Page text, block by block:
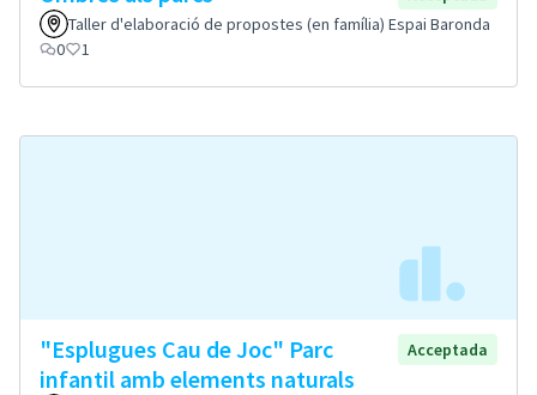
Taller d'elaboració de propostes (en família) Espai Baronda
0
1
"Esplugues Cau de Joc" Parc
infantil amb elements naturals
Acceptada